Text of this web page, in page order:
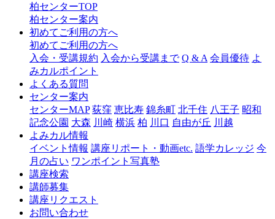
柏センターTOP
柏センター案内
初めてご利用の方へ
初めてご利用の方へ
入会・受講規約 入会から受講まで Q & A 会員優待 よ
みカルポイント
よくある質問
センター案内
センターMAP 荻窪 恵比寿 錦糸町 北千住 八王子 昭和
記念公園 大森 川崎 横浜 柏 川口 自由が丘 川越
よみカル情報
イベント情報 講座リポート・動画etc. 語学カレッジ 今
月の占い ワンポイント写真塾
講座検索
講師募集
講座リクエスト
お問い合わせ